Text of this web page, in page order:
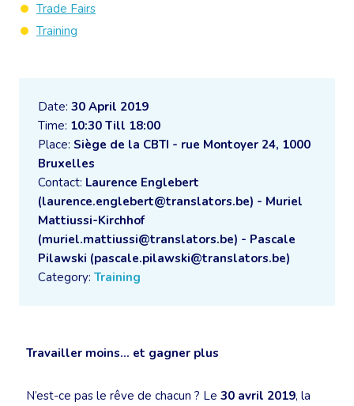
Date: 30 April 2019
Time: 10:30 Till 18:00
Place: Siège de la CBTI - rue Montoyer 24, 1000
Bruxelles
Contact: Laurence Englebert
(laurence.englebert@translators.be) - Muriel
Mattiussi-Kirchhof
(muriel.mattiussi@translators.be) - Pascale
Pilawski (pascale.pilawski@translators.be)
Category: Training
Travailler moins… et gagner plus
N’est-ce pas le rêve de chacun ? Le 30 avril 2019, la
Trade Fairs
Training